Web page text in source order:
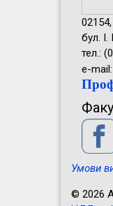
бул.
тел.:
e-mail:
Умови
© 2026